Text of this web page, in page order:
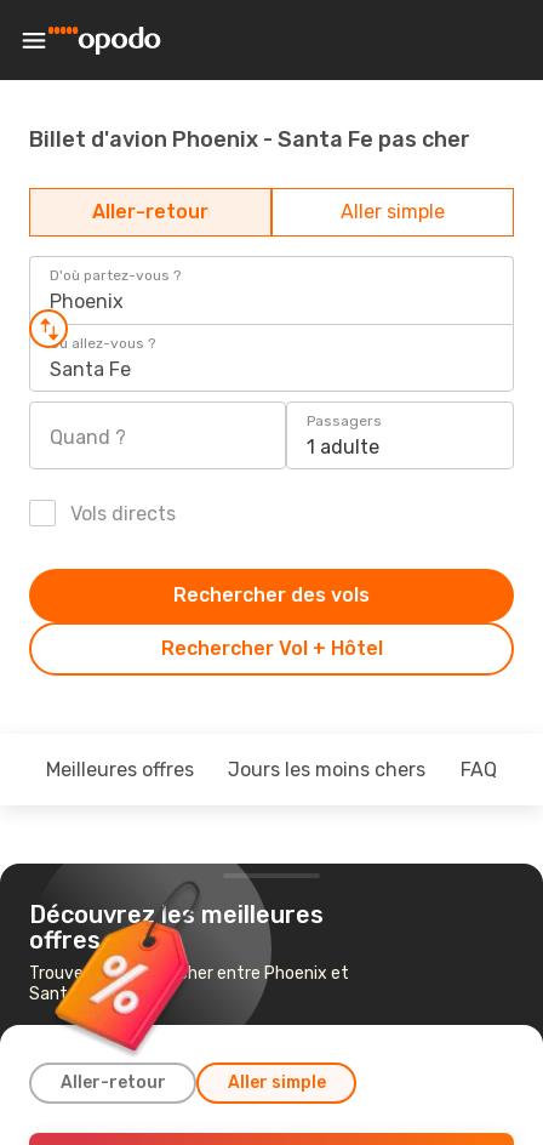
Billet d'avion Phoenix - Santa Fe pas cher
Aller-retour Aller simple
D'où partez-vous ?
Phoenix
Où allez-vous ?
Santa Fe
Quand ?
Passagers
1 adulte
Vols directs
Rechercher Vol + Hôtel
Rechercher des vols
Meilleures offres Jours les moins chers FAQ
Découvrez les meilleures
offres
Trouvez un vol pas cher entre Phoenix et
Santa Fe
Aller-retour Aller simple